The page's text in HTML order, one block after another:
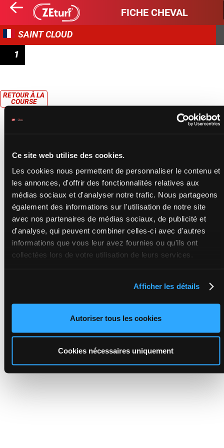
Ce site web utilise des cookies.
Les cookies nous permettent de personnaliser le contenu et
les annonces, d'offrir des fonctionnalités relatives aux
médias sociaux et d'analyser notre trafic. Nous partageons
également des informations sur l'utilisation de notre site
avec nos partenaires de médias sociaux, de publicité et
d'analyse, qui peuvent combiner celles-ci avec d'autres
informations que vous leur avez fournies ou qu'ils ont
collectées lors de votre utilisation de leurs services.
Afficher les détails
Autoriser tous les cookies
Cookies nécessaires uniquement
FICHE CHEVAL
SAINT CLOUD
1
RETOUR À LA
COURSE